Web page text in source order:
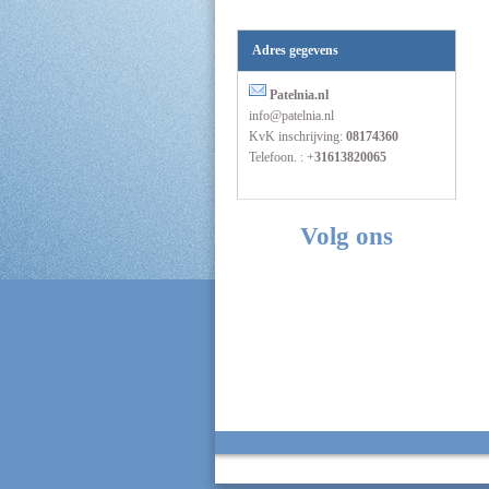
Adres gegevens
Patelnia.nl
info@patelnia.nl
KvK inschrijving: 08174360
Telefoon. : +31613820065
Volg ons